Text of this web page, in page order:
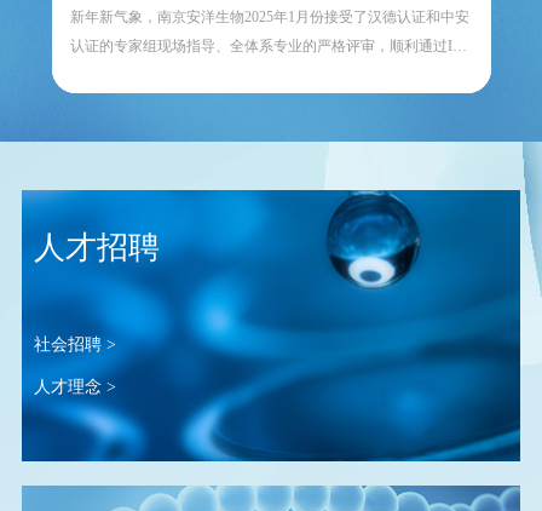
新年新气象，南京安洋生物2025年1月份接受了汉德认证和中安
认证的专家组现场指导、全体系专业的严格评审，顺利通过ISO
人才招聘
社会招聘 >
人才理念 >